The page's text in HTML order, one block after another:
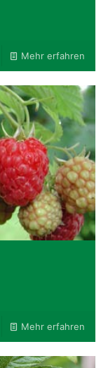
Mehr erfahren
Mehr erfahren